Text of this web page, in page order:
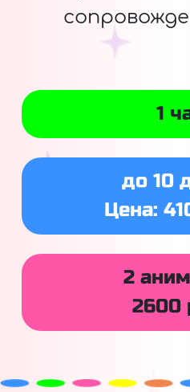
1
до 10
Цена:
2
2600